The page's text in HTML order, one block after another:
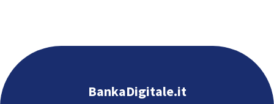
BankaDigitale.it